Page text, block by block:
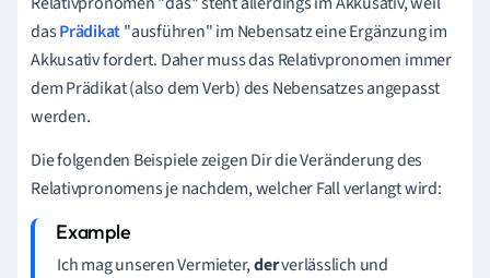
dasPrädikat"ausführen" im Nebensatz eine Ergänzung im
Akkusativ fordert. Daher muss das Relativpronomen immer
dem Prädikat (also dem Verb) des Nebensatzes angepasst
werden.
Die folgenden Beispiele zeigen Dir die Veränderung des
Relativpronomens je nachdem, welcher Fall verlangt wird:
Ich mag unseren Vermieter,derverlässlich und